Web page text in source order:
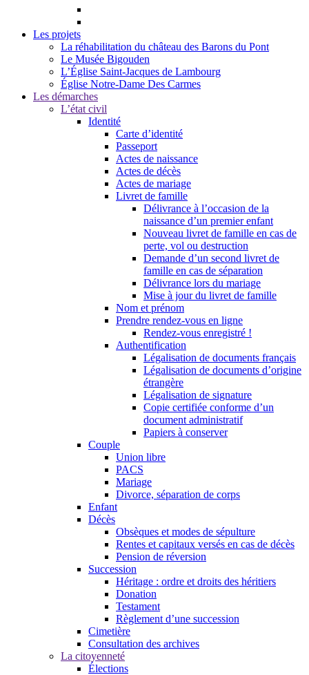
Les projets
La réhabilitation du château des Barons du Pont
Le Musée Bigouden
L’Église Saint-Jacques de Lambourg
Église Notre-Dame Des Carmes
Les démarches
L’état civil
Identité
Carte d’identité
Passeport
Actes de naissance
Actes de décès
Actes de mariage
Livret de famille
Délivrance à l’occasion de la
naissance d’un premier enfant
Nouveau livret de famille en cas de
perte, vol ou destruction
Demande d’un second livret de
famille en cas de séparation
Délivrance lors du mariage
Mise à jour du livret de famille
Nom et prénom
Prendre rendez-vous en ligne
Rendez-vous enregistré !
Authentification
Légalisation de documents français
Légalisation de documents d’origine
étrangère
Légalisation de signature
Copie certifiée conforme d’un
document administratif
Papiers à conserver
Couple
Union libre
PACS
Mariage
Divorce, séparation de corps
Enfant
Décès
Obsèques et modes de sépulture
Rentes et capitaux versés en cas de décès
Pension de réversion
Succession
Héritage : ordre et droits des héritiers
Donation
Testament
Règlement d’une succession
Cimetière
Consultation des archives
La citoyenneté
Élections